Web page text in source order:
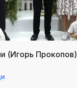
(Игорь Прокопов)